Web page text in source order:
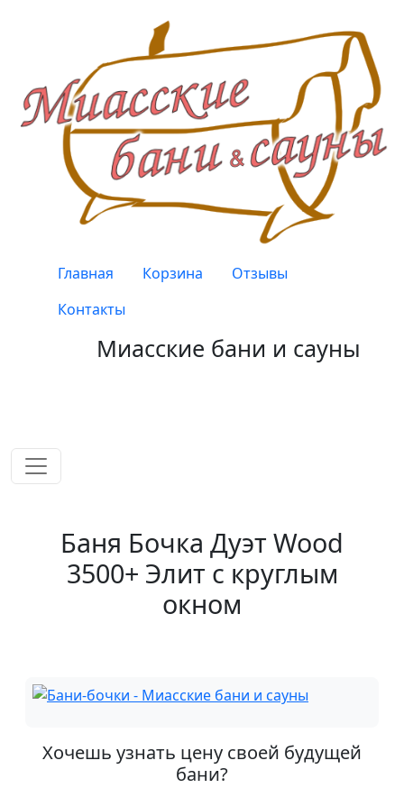
Верхнее меню
Главная Корзина
Отзывы
Контакты
Миасские бани и сауны
Баня Бочка Дуэт Wood
3500+ Элит с круглым
окном
Хочешь узнать цену своей будущей
бани?